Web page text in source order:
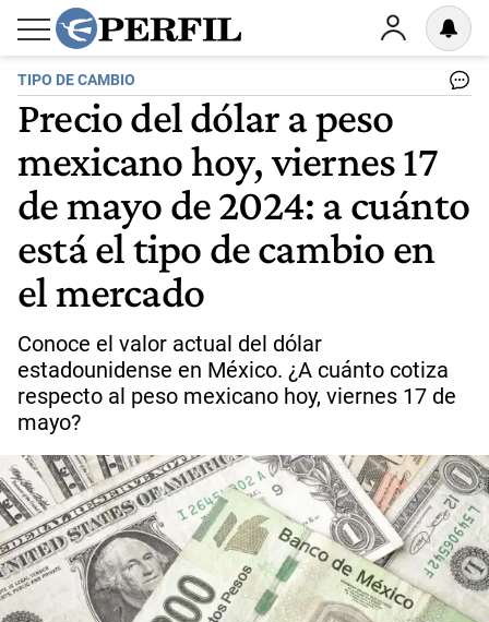
TIPO DE CAMBIO
Precio del dólar a peso
mexicano hoy, viernes 17
de mayo de 2024: a cuánto
está el tipo de cambio en
el mercado
Conoce el valor actual del dólar
estadounidense en México. ¿A cuánto cotiza
respecto al peso mexicano hoy, viernes 17 de
mayo?